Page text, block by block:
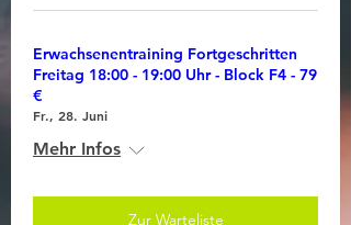
Erwachsenentraining Fortgeschritten
Freitag 18:00 - 19:00 Uhr - Block F4 - 79
€
Fr., 28. Juni
Mehr Infos
Zur Warteliste